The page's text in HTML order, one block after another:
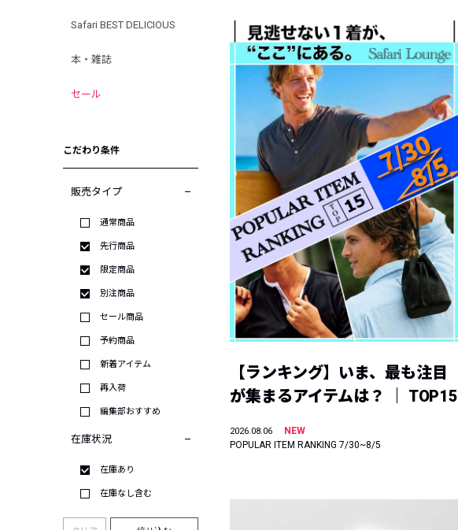
Safari BEST DELICIOUS
本・雑誌
セール
こだわり条件
販売タイプ
通常商品
先行商品
限定商品
別注商品
セール商品
予約商品
新着アイテム
再入荷
編集部おすすめ
在庫状況
在庫あり
在庫なし含む
【ランキング】いま、最も注目
が集まるアイテムは？ ｜ TOP15
2026.08.06
NEW
POPULAR ITEM RANKING 7/30~8/5